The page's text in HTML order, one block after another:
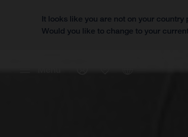
It looks like you are not on your country
Would you like to change to your